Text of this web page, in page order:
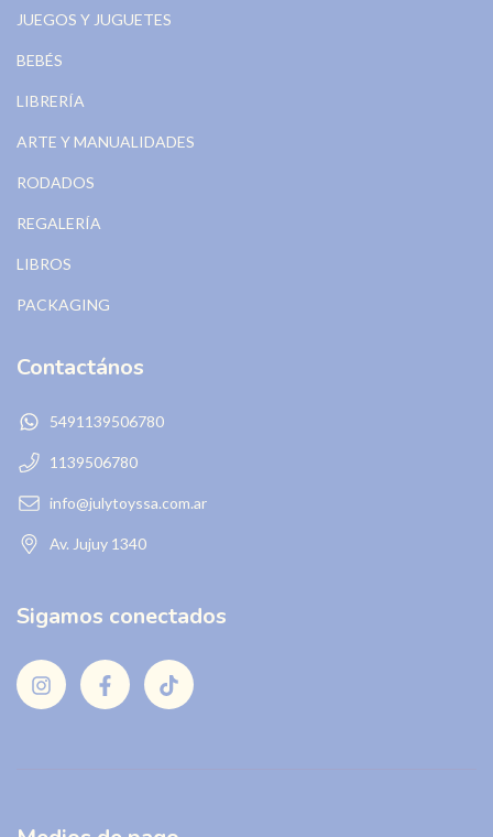
JUEGOS Y JUGUETES
BEBÉS
LIBRERÍA
ARTE Y MANUALIDADES
RODADOS
REGALERÍA
LIBROS
PACKAGING
Contactános
5491139506780
1139506780
info@julytoyssa.com.ar
Av. Jujuy 1340
Sigamos conectados